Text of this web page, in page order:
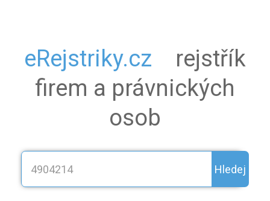
eRejstriky.cz
rejstřík
firem a právnických
osob
Hledej